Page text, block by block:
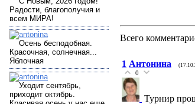
Всего
1 Антонина
0
Турнир